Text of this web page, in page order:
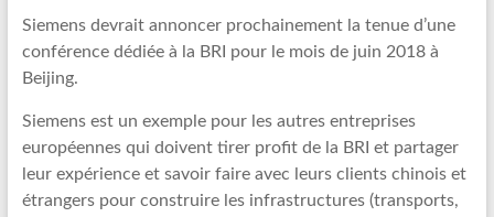
Siemens devrait annoncer prochainement la tenue d’une
conférence dédiée à la BRI pour le mois de juin 2018 à
Beijing.
Siemens est un exemple pour les autres entreprises
européennes qui doivent tirer profit de la BRI et partager
leur expérience et savoir faire avec leurs clients chinois et
étrangers pour construire les infrastructures (transports,